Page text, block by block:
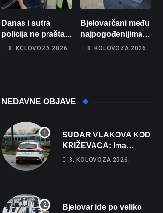
Danas i sutra
policija ne prašta:
Na cestama su
8. KOLOVOZA 2026.
Bjelovarčani među
najpogođenijima:
Gorivo im pojede
8. KOLOVOZA 2026.
NEDAVNE OBJAVE
SUDAR VLAKOVA KOD
KRIŽEVACA: Ima
ozlijeđenih, jedna
8. KOLOVOZA 2026.
Bjelovar ide po veliko